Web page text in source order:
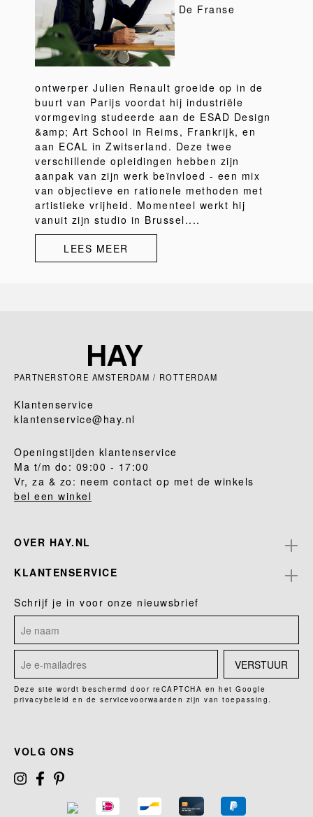
De Franse
ontwerper Julien Renault groeide op in de
buurt van Parijs voordat hij industriële
vormgeving studeerde aan de ESAD Design
&amp; Art School in Reims, Frankrijk, en
aan ECAL in Zwitserland. Deze twee
verschillende opleidingen hebben zijn
aanpak van zijn werk beïnvloed - een mix
van objectieve en rationele methoden met
artistieke vrijheid. Momenteel werkt hij
vanuit zijn studio in Brussel....
LEES MEER
PARTNERSTORE AMSTERDAM / ROTTERDAM
Klantenservice
klantenservice@hay.nl
Openingstijden klantenservice
Ma t/m do: 09:00 - 17:00
Vr, za & zo: neem contact op met de winkels
bel een winkel
OVER HAY.NL
KLANTENSERVICE
Schrijf je in voor onze nieuwsbrief
VERSTUUR
Deze site wordt beschermd door reCAPTCHA en het Google
privacybeleid en de servicevoorwaarden zijn van toepassing.
VOLG ONS